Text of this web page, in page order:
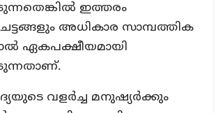
ഇത്തരം
അധികാര സാമ്പത്തിക
ഏകപക്ഷീയമായി
വളർച്ച മനുഷ്യർക്കും